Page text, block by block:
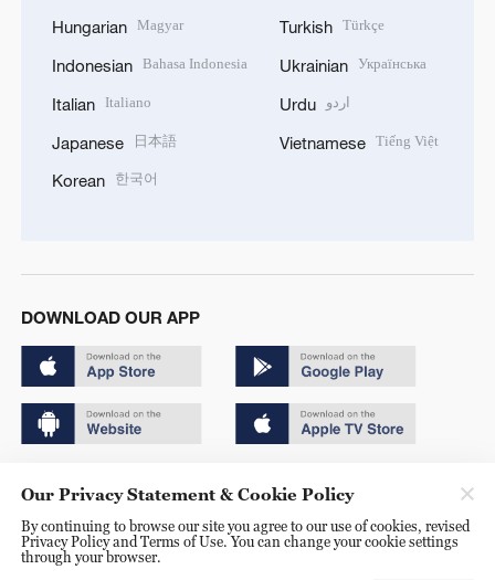
Hungarian Magyar
Indonesian Bahasa Indonesia
Italian Italiano
Japanese 日本語
Korean 한국어
Turkish Türkçe
Ukrainian Українська
Urdu اردو
Vietnamese Tiếng Việt
DOWNLOAD OUR APP
京ICP备20000184号
京公网安备 11010502050052号
Our Privacy Statement & Cookie Policy
By continuing to browse our site you agree to our use of cookies, revised
Privacy Policy and Terms of Use. You can change your cookie settings
through your browser.